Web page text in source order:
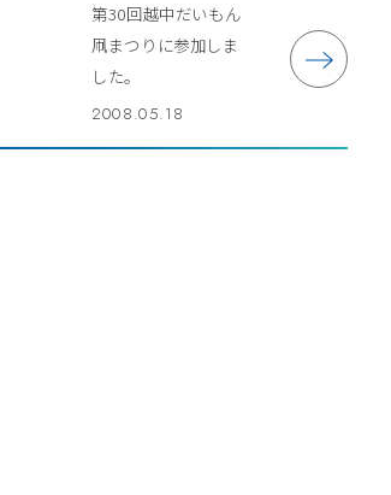
第30回越中だいもん
凧まつりに参加しま
した。
2008.05.18